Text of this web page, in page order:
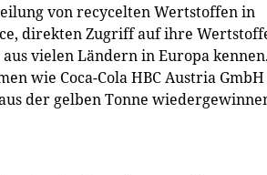
von recycelten Wertstoffen in
direkten Zugriff auf ihre
vielen Ländern in Europa kennen.
wie Coca-Cola HBC Austria GmbH
der gelben Tonne